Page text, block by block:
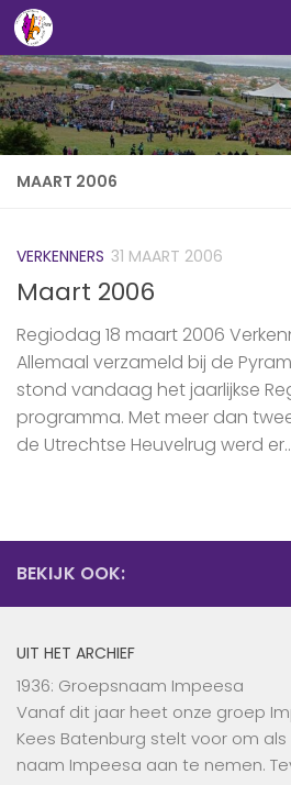
Doorgaan naar inhoud
MAART 2006
VERKENNERS 31 MAART 2006
Maart 2006
Regiodag 18 maart 2006
Allemaal verzameld bij de
stond vandaag het jaarlijkse
programma. Met meer dan
de Utrechtse Heuvelrug werd
BEKIJK OOK:
UIT HET ARCHIEF
1936: Groepsnaam Impeesa
Vanaf dit jaar heet onze groep
Kees Batenburg stelt voor om
naam Impeesa aan te nemen.